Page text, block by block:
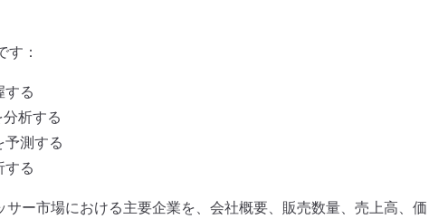
：
する
析する
測する
する
ー市場における主要企業を、会社概要、販売数量、売上高、価